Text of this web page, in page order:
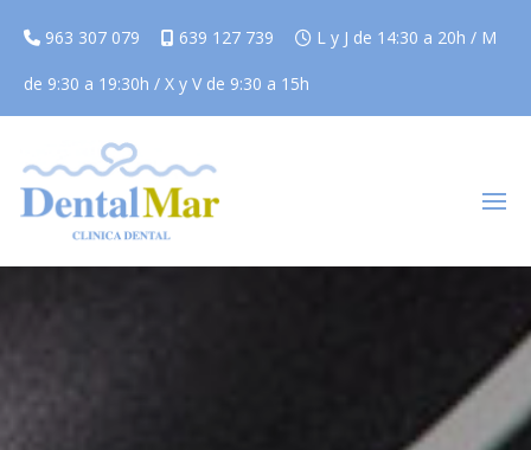
963 307 079 639 127 739 L y J de 14:30 a 20h / M
de 9:30 a 19:30h / X y V de 9:30 a 15h